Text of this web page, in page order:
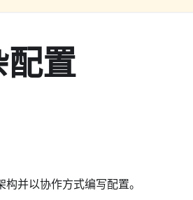
置
并以协作方式编写配置。